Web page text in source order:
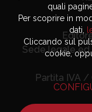
Sede legale ed
Partita IVA
quali
Per scoprire in
dati,
Cliccando sul
cookie,